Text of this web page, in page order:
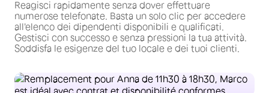
Reagisci rapidamente senza dover effettuare
numerose telefonate. Basta un solo clic per accedere
all'elenco dei dipendenti disponibili e qualificati.
Gestisci con successo e senza pressioni la tua attività.
Soddisfa le esigenze del tuo locale e dei tuoi clienti.